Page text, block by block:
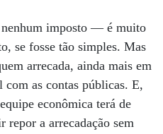
imposto — é muito
se fosse tão simples. Mas
arrecada, ainda mais em
as contas públicas. E,
econômica terá de
repor a arrecadação sem